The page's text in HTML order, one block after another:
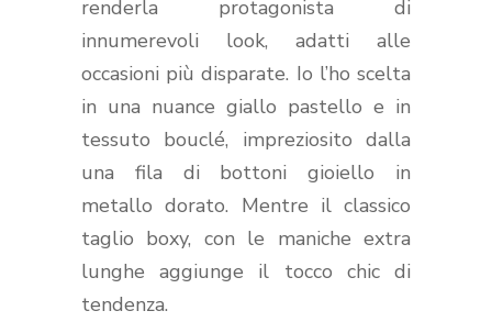
renderla protagonista di
innumerevoli look, adatti alle
occasioni più disparate. Io l’ho scelta
in una nuance giallo pastello e in
tessuto bouclé, impreziosito dalla
una fila di bottoni gioiello in
metallo dorato. Mentre il classico
taglio boxy, con le maniche extra
lunghe aggiunge il tocco chic di
tendenza.